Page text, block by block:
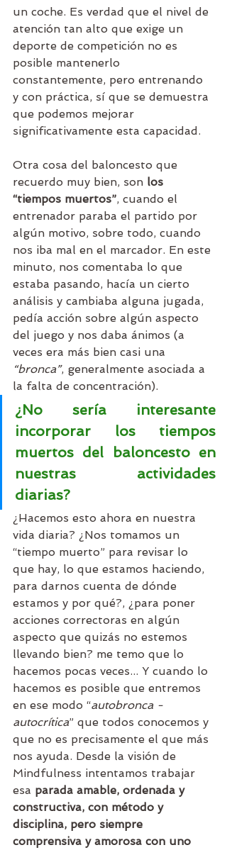
un coche. Es verdad que el nivel de
atención tan alto que exige un
deporte de competición no es
posible mantenerlo
constantemente, pero entrenando
y con práctica, sí que se demuestra
que podemos mejorar
significativamente esta capacidad.
Otra cosa del baloncesto que
recuerdo muy bien, son los
“tiempos muertos”, cuando el
entrenador paraba el partido por
algún motivo, sobre todo, cuando
nos iba mal en el marcador. En este
minuto, nos comentaba lo que
estaba pasando, hacía un cierto
análisis y cambiaba alguna jugada,
pedía acción sobre algún aspecto
del juego y nos daba ánimos (a
veces era más bien casi una
“bronca”, generalmente asociada a
la falta de concentración).
¿No sería interesante
incorporar los tiempos
muertos del baloncesto en
nuestras actividades
diarias?
¿Hacemos esto ahora en nuestra
vida diaria? ¿Nos tomamos un
“tiempo muerto” para revisar lo
que hay, lo que estamos haciendo,
para darnos cuenta de dónde
estamos y por qué?, ¿para poner
acciones correctoras en algún
aspecto que quizás no estemos
llevando bien? me temo que lo
hacemos pocas veces... Y cuando lo
hacemos es posible que entremos
en ese modo “autobronca -
autocrítica” que todos conocemos y
que no es precisamente el que más
nos ayuda. Desde la visión de
Mindfulness intentamos trabajar
esa parada amable, ordenada y
constructiva, con método y
disciplina, pero siempre
comprensiva y amorosa con uno